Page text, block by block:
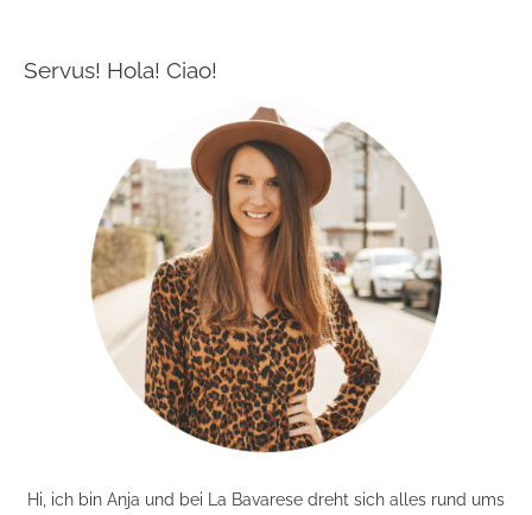
Servus! Hola! Ciao!
Hi, ich bin Anja und bei La Bavarese dreht sich alles rund ums